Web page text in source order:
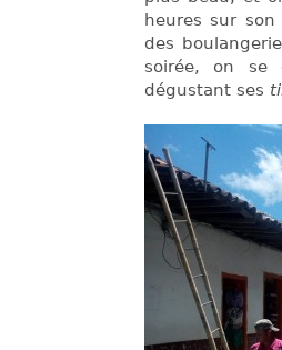
heures sur
des
soirée, on se
dégustant ses